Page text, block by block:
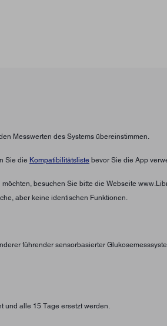
Messwerten des Systems übereinstimmen.
Sie die Kompatibilitätsliste bevor Sie die App
besuchen Sie bitte die Webseite
aber keine identischen Funktionen.
führender sensorbasierter
und alle 15 Tage ersetzt werden.